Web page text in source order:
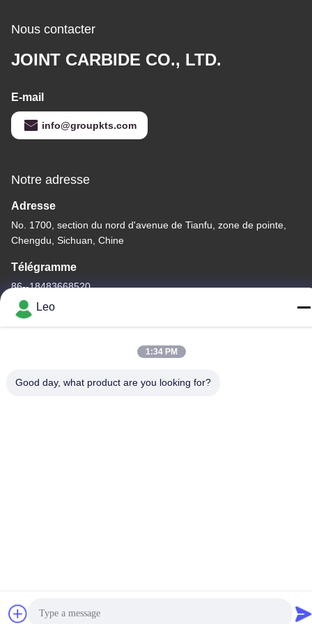
Nous contacter
JOINT CARBIDE CO., LTD.
E-mail
info@groupkts.com
Notre adresse
Adresse
No. 1700, section du nord d'avenue de Tianfu, zone de pointe,
Chengdu, Sichuan, Chine
Télégramme
86--18483668520
Chine Bonne qualité bavures rotatoires de carbure Le
Leo
1:34 PM
Good day, what product are you looking for?